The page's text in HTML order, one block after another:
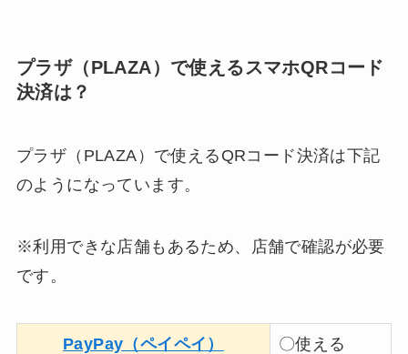
プラザ（PLAZA）で使えるスマホQRコード
決済は？
プラザ（PLAZA）で使えるQRコード決済は下記
のようになっています。
※利用できな店舗もあるため、店舗で確認が必要
です。
PayPay（ペイペイ） 〇使える